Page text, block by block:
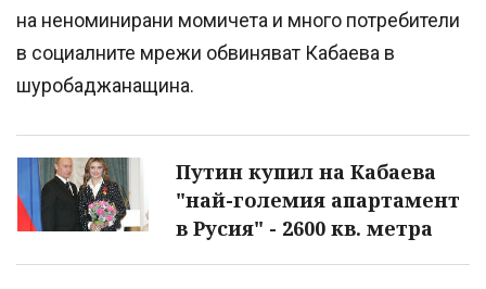
на неноминирани момичета и много потребители
в социалните мрежи обвиняват Кабаева в
шуробаджанащина.
Путин купил на Кабаева
"най-големия апартамент
в Русия" - 2600 кв. метра